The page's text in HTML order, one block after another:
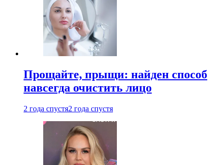
Прощайте, прыщи: найден способ
навсегда очистить лицо
2 года спустя2 года спустя